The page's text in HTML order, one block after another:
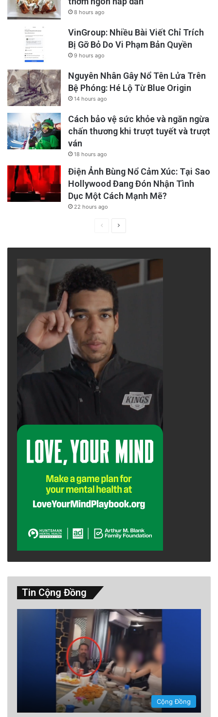
8 hours ago
VinGroup: Nhiều Bài Viết Chỉ Trích
Bị Gỡ Bỏ Do Vi Phạm Bản Quyền
9 hours ago
Nguyên Nhân Gây Nổ Tên Lửa Trên
Bệ Phóng: Hé Lộ Từ Blue Origin
14 hours ago
Cách bảo vệ sức khỏe và ngăn ngừa
chấn thương khi trượt tuyết và trượt
ván
18 hours ago
Điện Ảnh Bùng Nổ Cảm Xúc: Tại Sao
Hollywood Đang Đón Nhận Tình
Dục Một Cách Mạnh Mẽ?
22 hours ago
PreviousNext
Tin Cộng Đồng
Cộng Đồng